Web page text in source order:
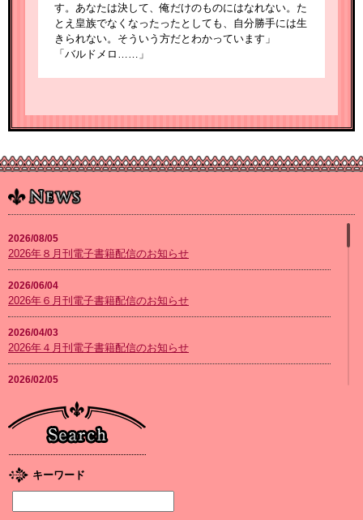
す。あなたは決して、俺だけのものにはなれない。た
とえ皇族でなくなったったとしても、自分勝手には生
きられない。そういう方だとわかっています」
「バルドメロ……」
2026/08/05
2026年８月刊電子書籍配信のお知らせ
2026/06/04
2026年６月刊電子書籍配信のお知らせ
2026/04/03
2026年４月刊電子書籍配信のお知らせ
2026/02/05
2026/01/08
2026年１月刊電子書籍配信のお知らせ
2025/12/04
2025年12月刊電子書籍配信のお知らせ
キーワード